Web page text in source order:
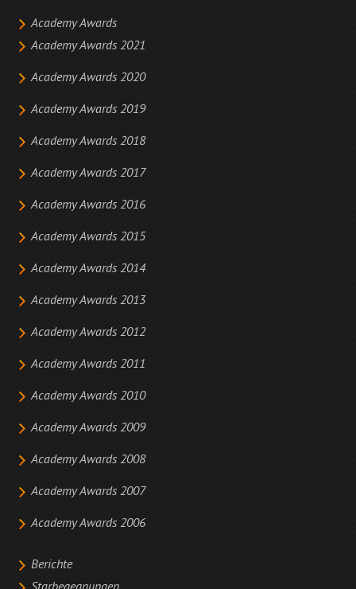
Academy Awards
Academy Awards 2021
Academy Awards 2020
Academy Awards 2019
Academy Awards 2018
Academy Awards 2017
Academy Awards 2016
Academy Awards 2015
Academy Awards 2014
Academy Awards 2013
Academy Awards 2012
Academy Awards 2011
Academy Awards 2010
Academy Awards 2009
Academy Awards 2008
Academy Awards 2007
Academy Awards 2006
Berichte